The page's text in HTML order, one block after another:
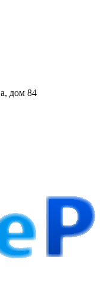
дом 84